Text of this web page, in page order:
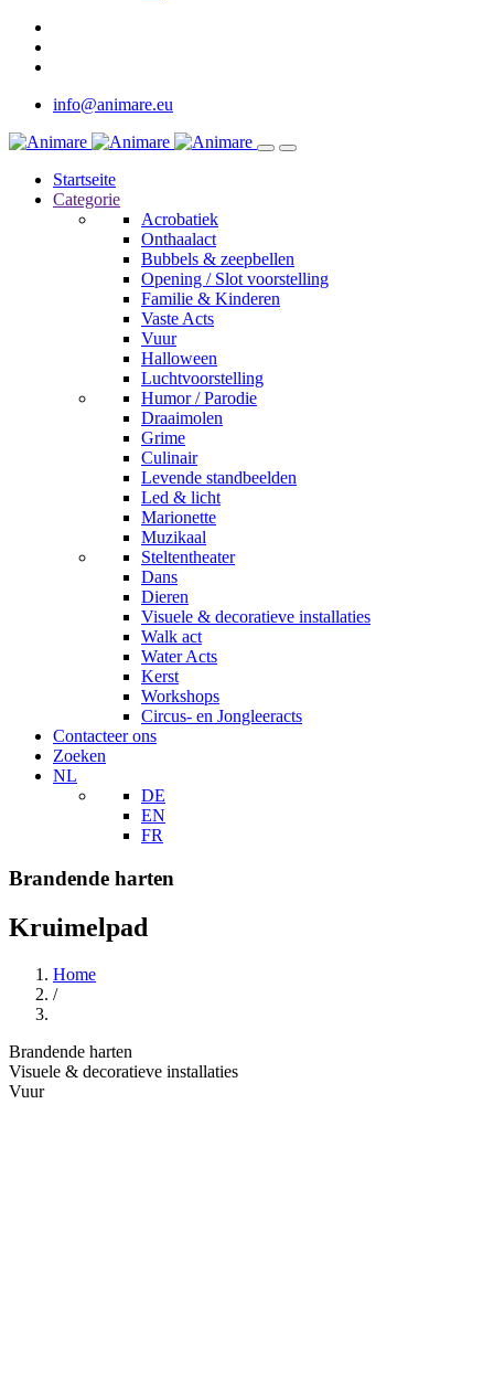
info@animare.eu
Startseite
Categorie
Acrobatiek
Onthaalact
Bubbels & zeepbellen
Opening / Slot voorstelling
Familie & Kinderen
Vaste Acts
Vuur
Halloween
Luchtvoorstelling
Humor / Parodie
Draaimolen
Grime
Culinair
Levende standbeelden
Led & licht
Marionette
Muzikaal
Steltentheater
Dans
Dieren
Visuele & decoratieve installaties
Walk act
Water Acts
Kerst
Workshops
Circus- en Jongleeracts
Contacteer ons
Zoeken
NL
DE
EN
FR
Brandende harten
Kruimelpad
Home
/
Brandende harten
Visuele & decoratieve installaties
Vuur